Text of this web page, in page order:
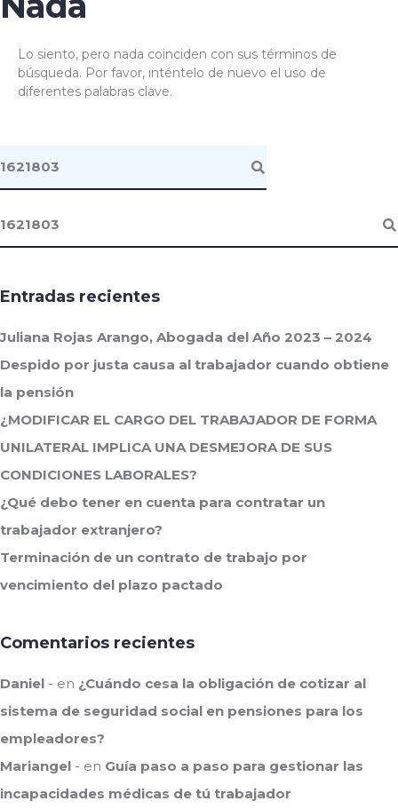
Lo siento, pero nada coinciden con sus términos de
búsqueda. Por favor, inténtelo de nuevo el uso de
diferentes palabras clave.
Entradas recientes
Juliana Rojas Arango, Abogada del Año 2023 – 2024
Despido por justa causa al trabajador cuando obtiene
la pensión
¿MODIFICAR EL CARGO DEL TRABAJADOR DE FORMA
UNILATERAL IMPLICA UNA DESMEJORA DE SUS
CONDICIONES LABORALES?
¿Qué debo tener en cuenta para contratar un
trabajador extranjero?
Terminación de un contrato de trabajo por
vencimiento del plazo pactado
Comentarios recientes
Daniel en ¿Cuándo cesa la obligación de cotizar al
sistema de seguridad social en pensiones para los
empleadores?
Mariangel
en Guía paso a paso para gestionar las
incapacidades médicas de tú trabajador